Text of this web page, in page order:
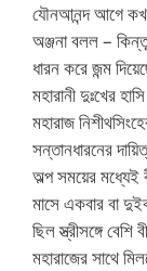
যৌনআনন্দ আগে
অঞ্জনা বলল –
ধারন করে জন্ম
মহারানী দুঃখের
মহারাজ
সন্তানধারনের
অল্প সময়ের
মাসে একবার বা
ছিল স্ত্রীসঙ্গে বেশি
মহারাজের সাথে